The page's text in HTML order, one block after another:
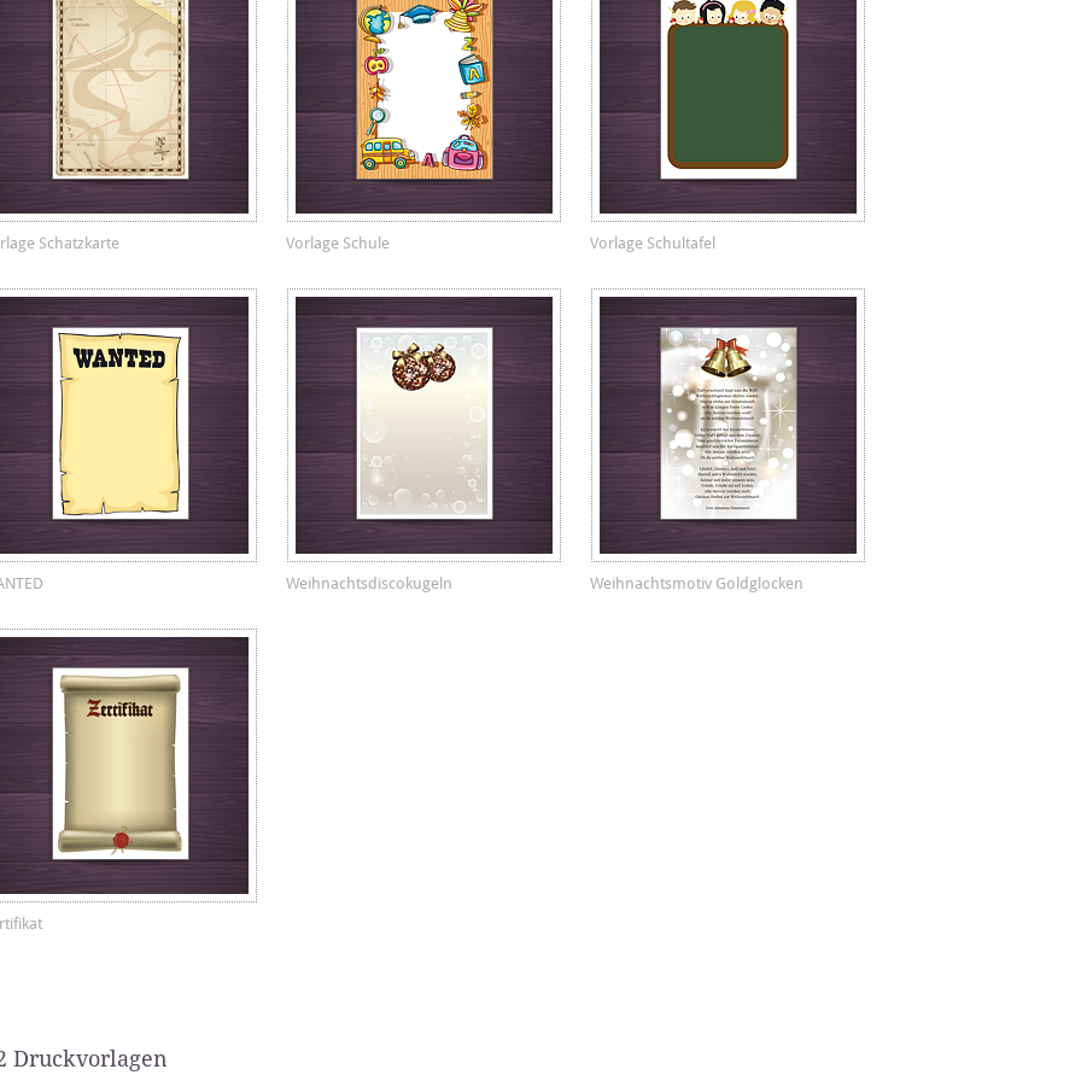
Schatzkarte Vorlage Schule Vorlage Schultafel
Weihnachtsdiscokugeln Weihnachtsmotiv Goldglocken
Druckvorlagen